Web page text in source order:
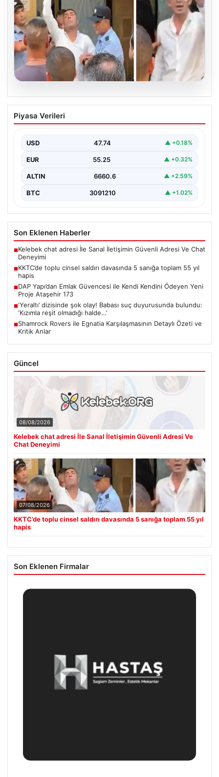
KKTC’de toplu cinsel saldırı davasında 5
sanığa toplam 55 yıl hapis
gerçekleşen toplu cinsel saldırı ve bu saldırının…
Piyasa Verileri
USD 47.74 ▲ +0.18%
EUR 55.25 ▲ +0.32%
ALTIN 6660.6 ▲ +2.59%
BTC 3091210 ▲ +1.02%
Son Eklenen Haberler
■Kelebek chat adresi İle Sanal İletişimin Güvenli Adresi Ve Chat
Deneyimi
■KKTC’de toplu cinsel saldırı davasında 5 sanığa toplam 55 yıl
hapis
■DAP Yapı’dan Emlak Güvencesi ile Kendi Kendini Ödeyen Yeni
Proje Ataşehir 173
■‘Yeraltı’ dizisinde şok olay! Babası suç duyurusunda bulundu:
‘Kızımla reşit olmadığı halde…’
■Shamrock Rovers ile Egnatia Karşılaşmasının Detaylı Özeti ve
Kritik Anlar
Güncel
08/08/2026
Kelebek chat adresi İle Sanal İletişimin Güvenli Adresi Ve
Chat Deneyimi
07/08/2026
KKTC’de toplu cinsel saldırı davasında 5 sanığa toplam 55 yıl
hapis
Son Eklenen Firmalar